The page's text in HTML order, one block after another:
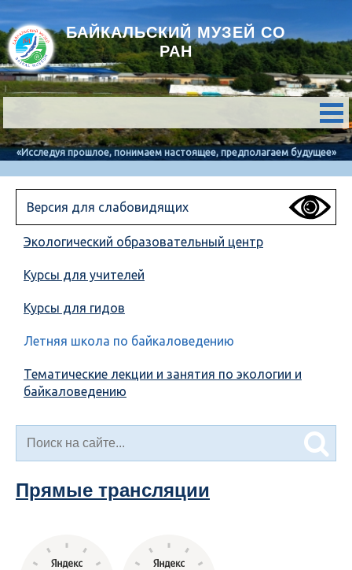
БАЙКАЛЬСКИЙ МУЗЕЙ СО
РАН
«Исследуя прошлое, понимаем настоящее, предполагаем будущее»
Версия для слабовидящих
Экологический образовательный центр
Курсы для учителей
Курсы для гидов
Летняя школа по байкаловедению
Тематические лекции и занятия по экологии и
байкаловедению
Прямые трансляции